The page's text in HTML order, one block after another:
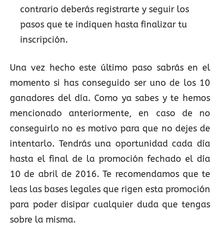
contrario deberás registrarte y seguir los
pasos que te indiquen hasta finalizar tu
inscripción.
Una vez hecho este último paso sabrás en el
momento si has conseguido ser uno de los 10
ganadores del día. Como ya sabes y te hemos
mencionado anteriormente, en caso de no
conseguirlo no es motivo para que no dejes de
intentarlo. Tendrás una oportunidad cada día
hasta el final de la promoción fechado el día
10 de abril de 2016. Te recomendamos que te
leas las bases legales que rigen esta promoción
para poder disipar cualquier duda que tengas
sobre la misma.